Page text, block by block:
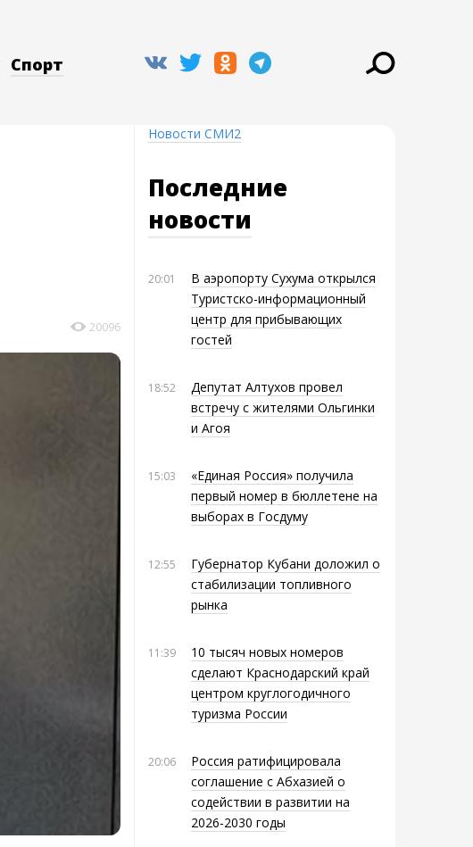
Спорт
20096
Новости СМИ2
Последние
новости
20:01
В аэропорту Сухума открылся
Туристско-информационный
центр для прибывающих
гостей
18:52
Депутат Алтухов провел
встречу с жителями Ольгинки
и Агоя
15:03
«Единая Россия» получила
первый номер в бюллетене на
выборах в Госдуму
12:55
Губернатор Кубани доложил о
стабилизации топливного
рынка
11:39
10 тысяч новых номеров
сделают Краснодарский край
центром круглогодичного
туризма России
20:06
Россия ратифицировала
соглашение с Абхазией о
содействии в развитии на
2026-2030 годы